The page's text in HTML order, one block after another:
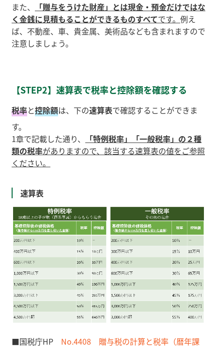
また、
「贈与をうけた財産」とは現金・預金だけではな
く金銭に見積もることができるものすべてです。 例え
ば、不動産、車、貴金属、美術品なども含まれますので
注意しましょう。
【STEP2】速算表で税率と控除額を確認する
税率と控除額は、下の速算表で確認することができま
す。
1章で記載した通り、
「特例税率」「一般税率」の２種
類の税率がありますので、該当する速算表の値をご参照
ください。
速算表
■国税庁HP No.4408 贈与税の計算と税率（暦年課